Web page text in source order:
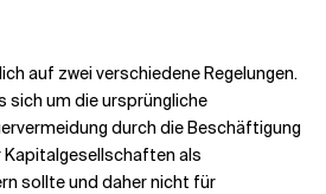
auf zwei verschiedene Regelungen.
sich um die ursprüngliche
durch die Beschäftigung
als
sollte und daher nicht für